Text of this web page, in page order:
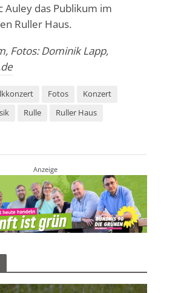
Auley das Publikum im
Ruller Haus.
Fotos: Dominik Lapp,
Fotos
Konzert
Rulle
Ruller Haus
Anzeige